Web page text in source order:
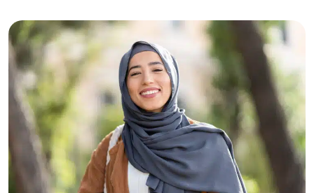
21-07-2026
Katja (27): “Ik heb meer veerkracht
dan ik dacht.”